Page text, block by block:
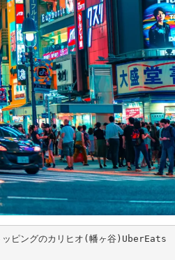
ッピングのカリヒオ(幡ヶ谷)UberEats